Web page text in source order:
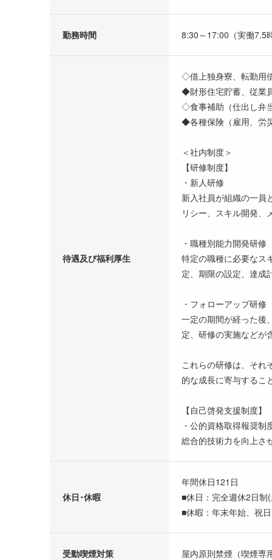
勤務時間 8:30～17:00（実働7.5
待遇及び福利厚生
◇借上独身寮、転勤用
◆財形住宅貯蓄、従業
◇食事補助（仕出し弁
◆各種保険（雇用、労
＜社内制度＞
【研修制度】
・新人研修
新入社員が組織の一員
リシー、スキル開発、
・職種別能力開発研修
特定の職種に必要なス
定、期限の設定、達成
・フォローアップ研修
一定の期間が経った後
定、研修の実施などが
これらの研修は、それ
的な成長に寄与するこ
【自己啓発支援制度】
・公的資格取得報奨制
総合的技術力を向上さ
休日･休暇
年間休日121日
■休日：完全週休2日制
■休暇：年末年始、祝
受動喫煙対策 屋内原則禁煙（喫煙専